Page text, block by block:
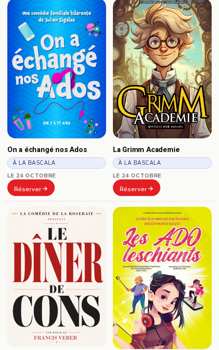
On a échangé nos Ados
À LA BASCALA
LE 24 OCTOBRE
Réserver
La Grimm Academie
À LA BASCALA
LE 24 OCTOBRE
Réserver